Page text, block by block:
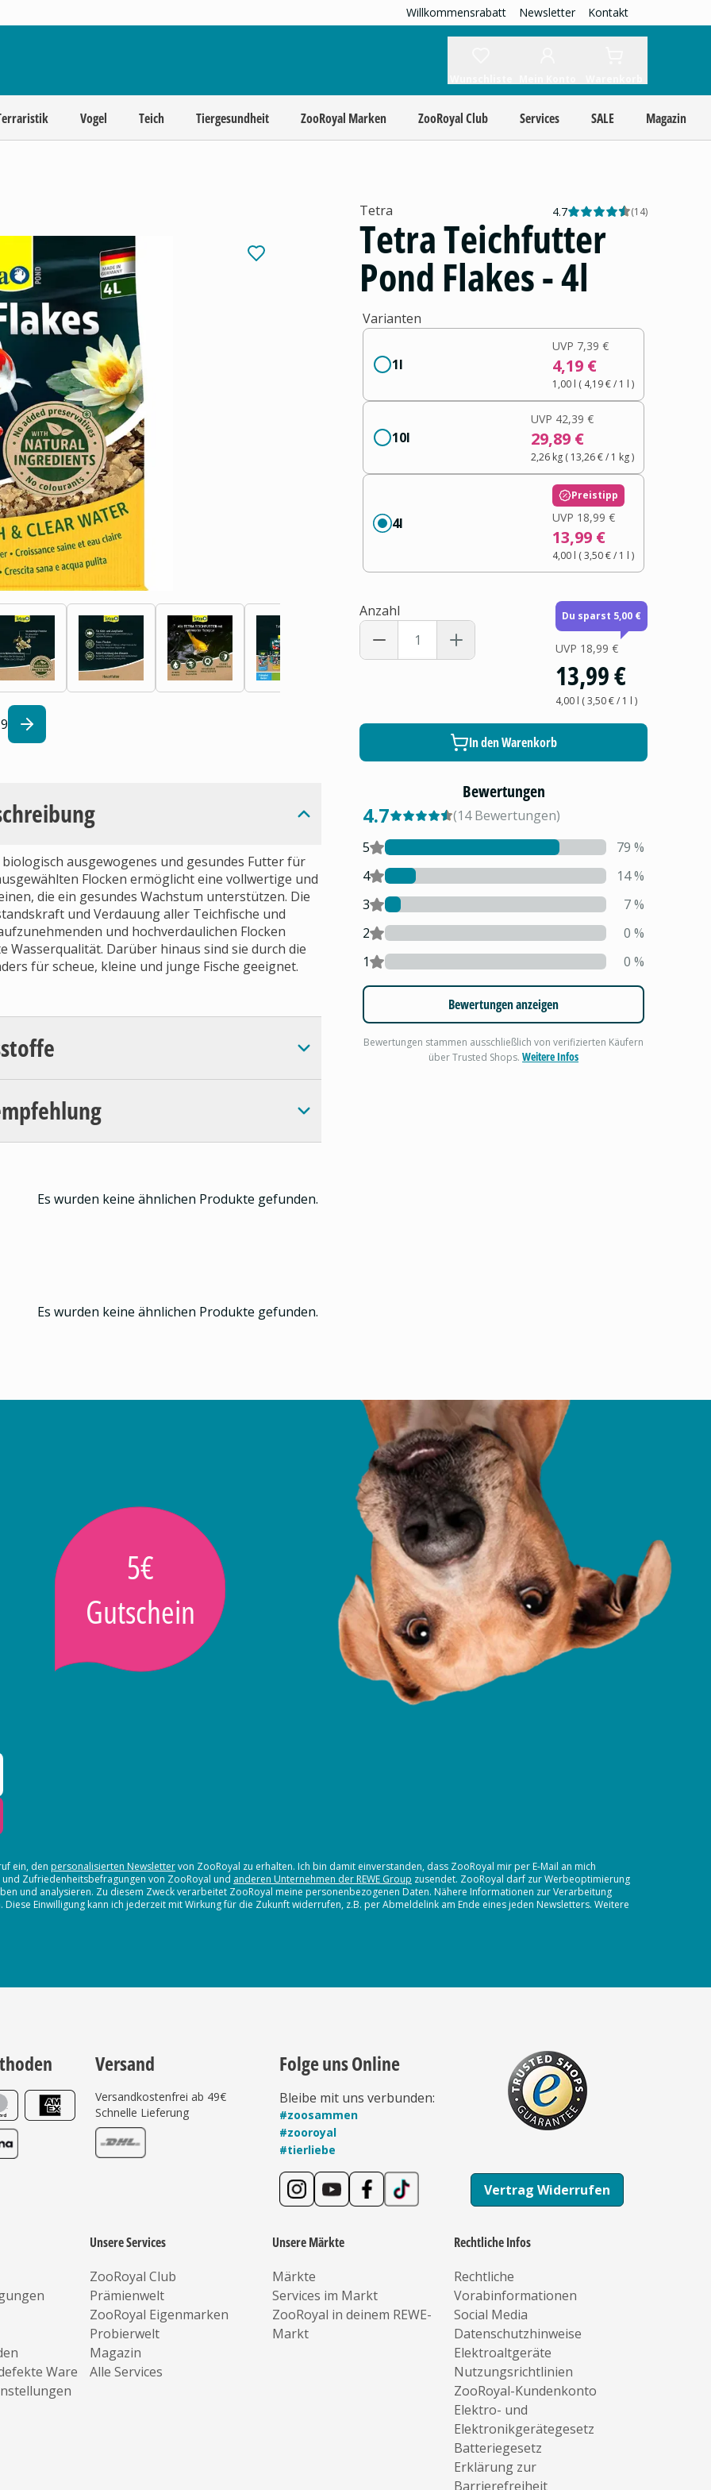
Willkommensrabatt Newsletter Kontakt
Vogel Teich Tiergesundheit ZooRoyal Marken ZooRoyal Club Services SALE Magazin
9
ausgewogenes und gesundes Futter für
Flocken ermöglicht eine vollwertige und
die ein gesundes Wachstum unterstützen. Die
und Verdauung aller Teichfische und
und hochverdaulichen Flocken
Darüber hinaus sind sie durch die
für scheue, kleine und junge Fische geeignet.
Tetra 4.7 (14)
Tetra Teichfutter
Pond Flakes - 4l
Varianten
1l
UVP 7,39 €
4,19 €
1,00 l ( 4,19 €/ 1 l )
10l
UVP 42,39 €
29,89 €
2,26 kg( 13,26 €/ 1 kg)
4l
Preistipp
UVP 18,99 €
13,99 €
4,00 l (3,50 €/ 1 l )
Anzahl Du sparst 5,00 €
UVP 18,99 €
13,99 €
4,00 l (3,50 €/ 1 l )
In den Warenkorb
Bewertungen
4.7 (14 Bewertungen)
5
79 %
4
14%
3
7%
2
0 %
1
0 %
Bewertungen anzeigen
Bewertungen stammen ausschließlich von verifizierten Käufern
über Trusted Shops.Weitere Infos
Es wurden keine ähnlichen Produkte gefunden.
Es wurden keine ähnlichen Produkte gefunden.
5€
Gutschein
ein, den personalisierten Newslettervon ZooRoyal zu erhalten. Ich bin damit einverstanden, dass ZooRoyal mir per E-Mail an mich
Zufriedenheitsbefragungen von ZooRoyal und anderen Unternehmen der REWE Group zusendet. ZooRoyal darf zur Werbeoptimierung
und analysieren. Zu diesem Zweck verarbeitet ZooRoyal meine personenbezogenen Daten. Nähere Informationen zur Verarbeitung
Einwilligung kann ich jederzeit mit Wirkung für die Zukunft widerrufen, z.B. per Abmeldelink am Ende eines jeden Newsletters. Weitere
Versand
Versandkostenfrei ab 49€
Schnelle Lieferung
Folge uns Online
Bleibe mit uns verbunden:
#zoosammen
#zooroyal
#tierliebe
Vertrag Widerrufen
Ware
Unsere Services
ZooRoyal Club
Prämienwelt
ZooRoyal Eigenmarken
Probierwelt
Magazin
Alle Services
Unsere Märkte
Märkte
Services im Markt
ZooRoyal in deinem REWE-
Markt
Rechtliche Infos
Rechtliche
Vorabinformationen
Social Media
Datenschutzhinweise
Elektroaltgeräte
Nutzungsrichtlinien
ZooRoyal-Kundenkonto
Elektro- und
Elektronikgerätegesetz
Batteriegesetz
Erklärung zur
Barrierefreiheit